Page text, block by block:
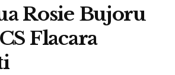
Rosie Bujoru
Flacara